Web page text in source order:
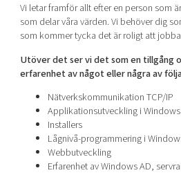
Vi letar framför allt efter en person som
som delar våra värden. Vi behöver dig
som kommer tycka det är roligt att
Utöver det ser vi det som en tillgång
erfarenhet av något eller några av
Nätverkskommunikation TCP/IP
Applikationsutveckling i Windows
Installers
Lågnivå-programmering i
Webbutveckling
Erfarenhet av Windows AD,